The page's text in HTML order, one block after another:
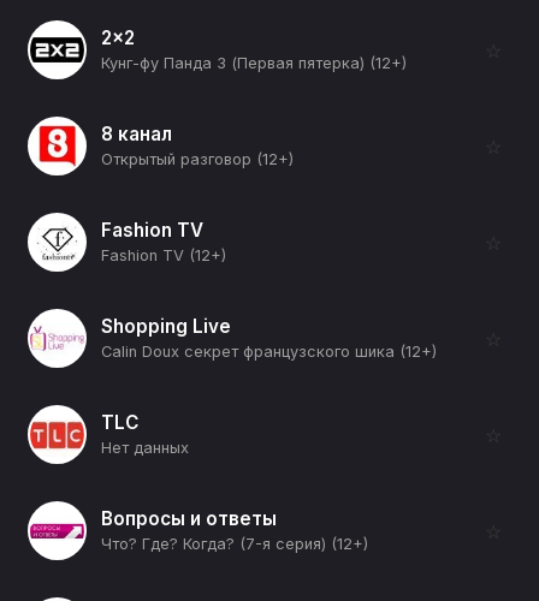
2x2
Кунг-фу Панда 3 (Первая пятерка) (12+)
☆
8 канал
Открытый разговор (12+)
☆
Fashion TV
Fashion TV (12+)
☆
Shopping Live
Calin Doux секрет французского шика (12+)
☆
TLC
Нет данных
☆
Вопросы и ответы
Что? Где? Когда? (7-я серия) (12+)
☆